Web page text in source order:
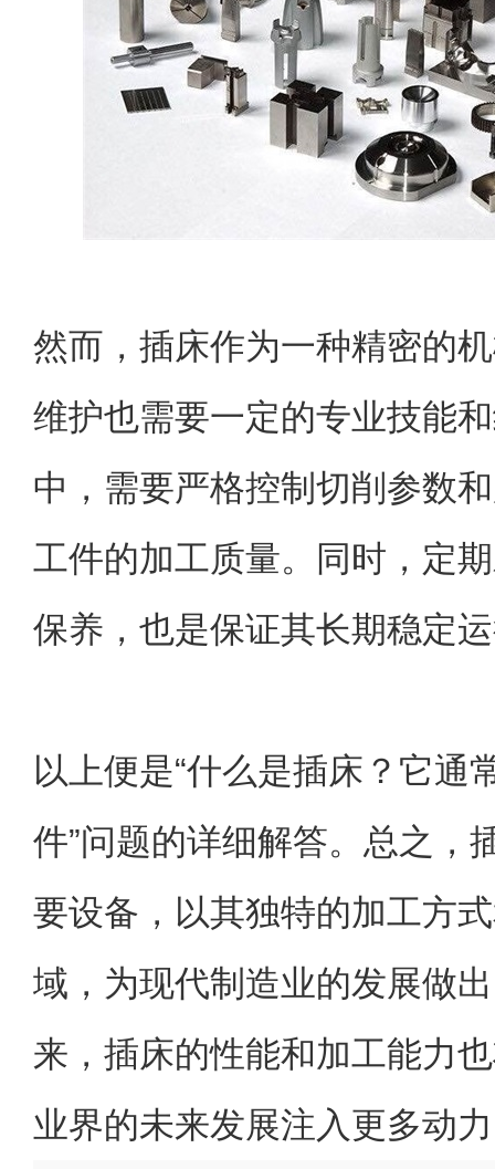
然而，插床作为一种精密的
维护也需要一定的专业技能
中，需要严格控制切削参数
工件的加工质量。同时，定
保养，也是保证其长期稳定
以上便是“什么是插床？它通
件”问题的详细解答。总之，
要设备，以其独特的加工方
域，为现代制造业的发展做
来，插床的性能和加工能力
业界的未来发展注入更多动